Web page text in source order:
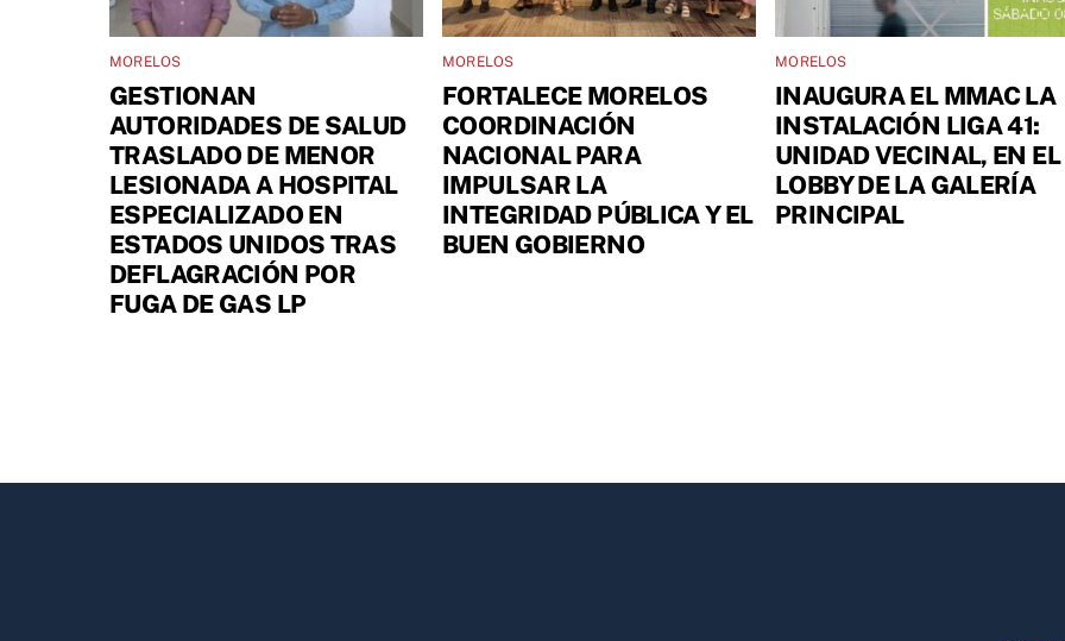
MORELOS
GESTIONAN
AUTORIDADES DE SALUD
TRASLADO DE MENOR
LESIONADA A HOSPITAL
ESPECIALIZADO EN
ESTADOS UNIDOS TRAS
DEFLAGRACIÓN POR
FUGA DE GAS LP
MORELOS
FORTALECE MORELOS
COORDINACIÓN
NACIONAL PARA
IMPULSAR LA
INTEGRIDAD PÚBLICA Y EL
BUEN GOBIERNO
MORELOS
INAUGURA EL MMAC LA
INSTALACIÓN LIGA 41:
UNIDAD VECINAL, EN EL
LOBBY DE LA GALERÍA
PRINCIPAL